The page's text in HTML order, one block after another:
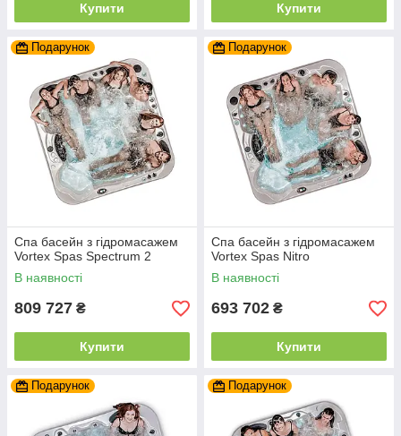
Купити Купити
Подарунок
Спа басейн з гідромасажем
Vortex Spas Spectrum 2
В наявності
809 727 ₴
Купити
Подарунок
Спа басейн з гідромасажем
Vortex Spas Nitro
В наявності
693 702 ₴
Купити
Подарунок Подарунок